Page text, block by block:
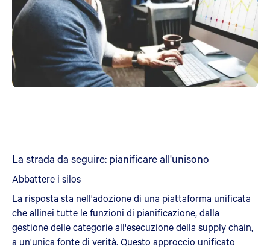
La strada da seguire: pianificare all'unisono
Abbattere i silos
La risposta sta nell'adozione di una piattaforma unificata
che allinei tutte le funzioni di pianificazione, dalla
gestione delle categorie all'esecuzione della supply chain,
a un'unica fonte di verità. Questo approccio unificato